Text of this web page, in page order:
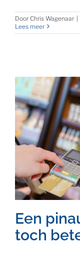
Door Chris Wagenaar
Lees meer
Een
toch